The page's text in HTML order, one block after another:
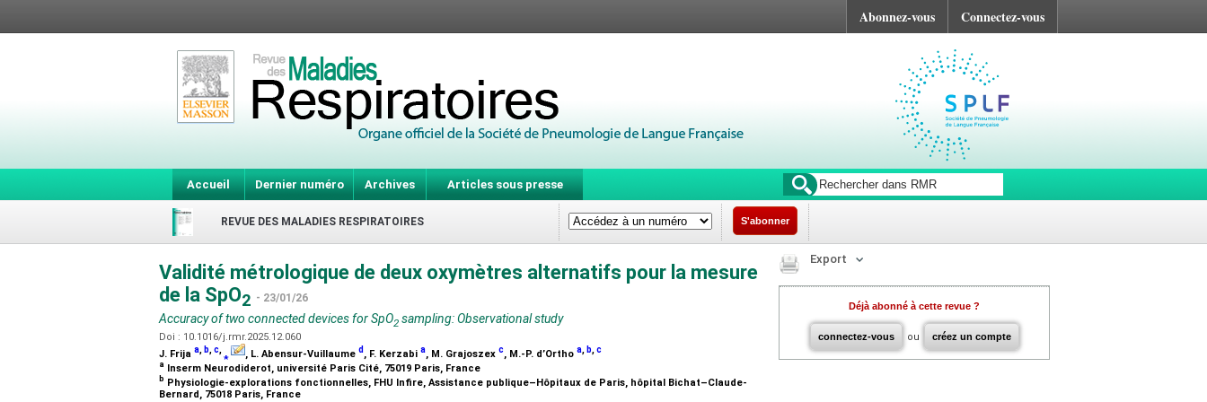
Abonnez-vous Connectez-vous
Accueil Dernier numéro Archives Articles sous presse
REVUE DES MALADIES RESPIRATOIRES S'abonner
Validité métrologique de deux oxymètres alternatifs pour la mesure
de la SpO2 - 23/01/26
Accuracy of two connected devices for SpO2 sampling: Observational study
Doi : 10.1016/j.rmr.2025.12.060
J. Frija a, b,c,⁎ , L. Abensur-Vuillaume d , F. Kerzabi a, M. Grajoszex c, M.-P. d’Ortho a, b,c
a Inserm Neurodiderot, université Paris Cité, 75019 Paris, France
b Physiologie-explorations fonctionnelles, FHU Infire, Assistance publique–Hôpitaux de Paris, hôpital Bichat–Claude-
Bernard, 75018 Paris, France
Export
Déjà abonné à cette revue ?
connectez-vous ou créez un compte